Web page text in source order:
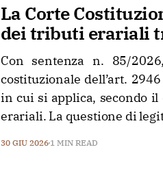
La Corte
dei tributi erariali
Con sentenza n. 85/
costituzionale dell’art.
in cui si applica, secondo
erariali. La questione di
30 GIU 2026 1 MIN READ